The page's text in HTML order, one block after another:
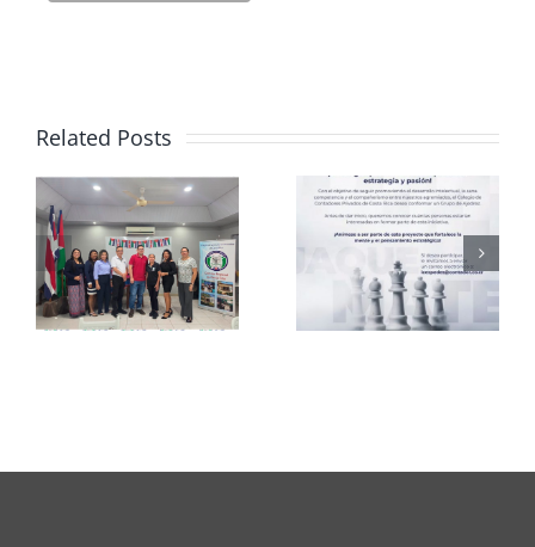
Related Posts
Club de
Ajedrez
CCPCR
Informa